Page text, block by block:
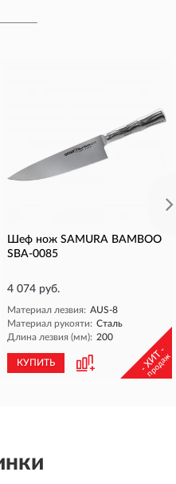
Шеф нож SAMURA BAMBOO
SBA-0085
4 074 руб.
Материал лезвия: AUS-8
Материал рукояти: Сталь
Длина лезвия (мм): 200
КУПИТЬ - ХИТ -
продаж